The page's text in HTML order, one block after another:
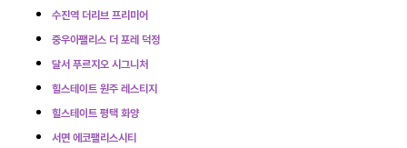
수진역 더리브 프리미어
중우아팰리스 더 포레 덕정
달서 푸르지오 시그니처
힐스테이트 원주 레스티지
힐스테이트 평택 화양
서면 에코팰리스시티